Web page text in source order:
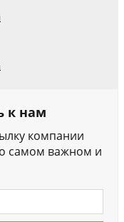
к нам
компании
самом важном и